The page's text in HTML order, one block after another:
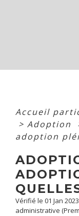
Accueil
> Adoption
adoption
Vérifié le 01 Jan
administrative